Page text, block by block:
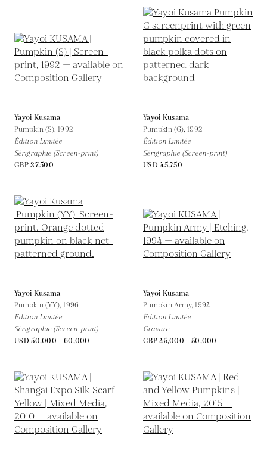
Yayoi Kusama
Pumpkin (S),1992
Édition Limitée
Sérigraphie (Screen-print)
GBP 37,500
Yayoi Kusama
Pumpkin (G),1992
Édition Limitée
Sérigraphie (Screen-print)
USD 45,750
Yayoi Kusama
Pumpkin (YY),1996
Édition Limitée
Sérigraphie (Screen-print)
USD 50,000 - 60,000
Yayoi Kusama
Pumpkin Army,1994
Édition Limitée
Gravure
GBP 45,000 - 50,000